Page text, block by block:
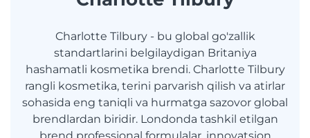
Charlotte Tilbury - bu global go'zallik
standartlarini belgilaydigan Britaniya
hashamatli kosmetika brendi. Charlotte Tilbury
rangli kosmetika, terini parvarish qilish va atirlar
sohasida eng taniqli va hurmatga sazovor global
brendlardan biridir. Londonda tashkil etilgan
brend professional formulalar, innovatsion